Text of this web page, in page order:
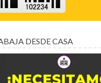
DESDE CASA